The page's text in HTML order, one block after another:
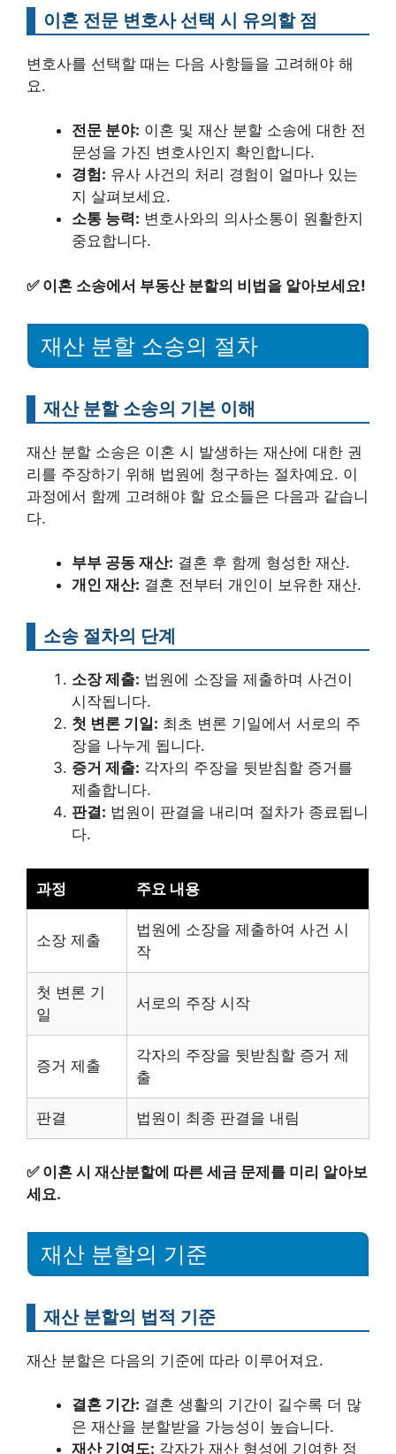
이혼 전문 변호사 선택 시 유의할 점
변호사를 선택할 때는 다음 사항들을 고려해야 해
요.
전문 분야: 이혼 및 재산 분할 소송에 대한 전
문성을 가진 변호사인지 확인합니다.
경험: 유사 사건의 처리 경험이 얼마나 있는
지 살펴보세요.
소통 능력: 변호사와의 의사소통이 원활한지
중요합니다.
✅ 이혼 소송에서 부동산 분할의 비법을 알아보세요!
재산 분할 소송의 절차
재산 분할 소송의 기본 이해
재산 분할 소송은 이혼 시 발생하는 재산에 대한 권
리를 주장하기 위해 법원에 청구하는 절차예요. 이
과정에서 함께 고려해야 할 요소들은 다음과 같습니
다.
부부 공동 재산: 결혼 후 함께 형성한 재산.
개인 재산: 결혼 전부터 개인이 보유한 재산.
소송 절차의 단계
소장 제출: 법원에 소장을 제출하며 사건이
시작됩니다.
첫 변론 기일: 최초 변론 기일에서 서로의 주
장을 나누게 됩니다.
증거 제출: 각자의 주장을 뒷받침할 증거를
제출합니다.
판결: 법원이 판결을 내리며 절차가 종료됩니
다.
과정 주요 내용
소장 제출
법원에 소장을 제출하여 사건 시
작
첫 변론 기
일
서로의 주장 시작
증거 제출
각자의 주장을 뒷받침할 증거 제
출
판결 법원이 최종 판결을 내림
✅ 이혼 시 재산분할에 따른 세금 문제를 미리 알아보
세요.
재산 분할의 기준
재산 분할의 법적 기준
재산 분할은 다음의 기준에 따라 이루어져요.
결혼 기간: 결혼 생활의 기간이 길수록 더 많
은 재산을 분할받을 가능성이 높습니다.
재산 기여도: 각자가 재산 형성에 기여한 정